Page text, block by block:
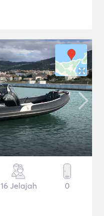
16 Jelajah 0